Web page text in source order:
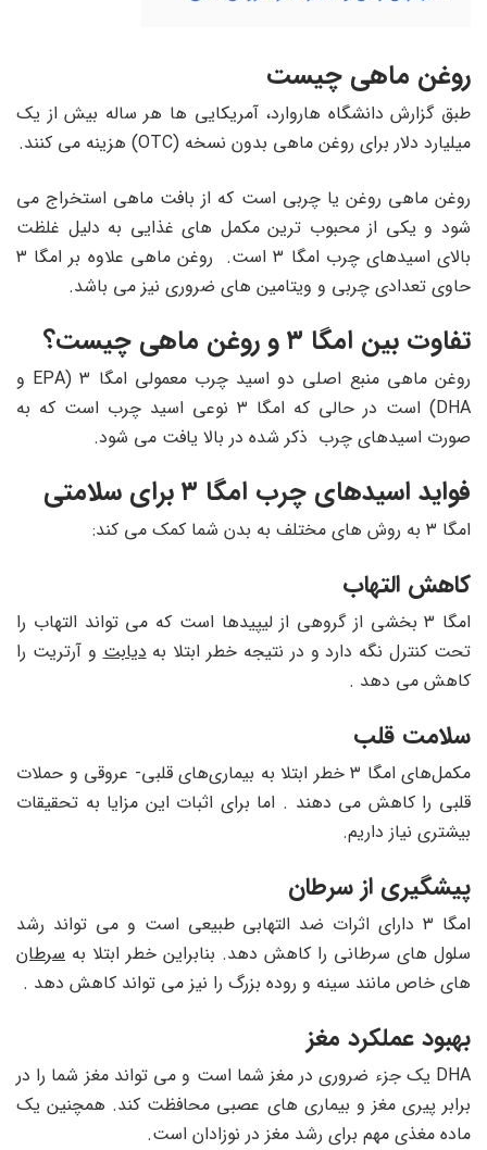
روغن ماهی چیست
طبق گزارش دانشگاه هاروارد، آمریکایی ها هر ساله بیش از یک
میلیارد دلار برای روغن ماهی بدون نسخه (OTC) هزینه می کنند.
روغن ماهی روغن یا چربی است که از بافت ماهی استخراج می
شود و یکی از محبوب ترین مکمل های غذایی به دلیل غلظت
بالای اسیدهای چرب امگا ۳ است. روغن ماهی علاوه بر امگا ۳
حاوی تعدادی چربی و ویتامین های ضروری نیز می باشد.
تفاوت بین امگا ۳ و روغن ماهی چیست؟
روغن ماهی منبع اصلی دو اسید چرب معمولی امگا ۳ (EPA و
DHA) است در حالی که امگا ۳ نوعی اسید چرب است که به
صورت اسیدهای چرب ذکر شده در بالا یافت می شود.
فواید اسیدهای چرب امگا ۳ برای سلامتی
امگا ۳ به روش های مختلف به بدن شما کمک می کند:
کاهش التهاب
امگا ۳ بخشی از گروهی از لیپیدها است که می تواند التهاب را
تحت کنترل نگه دارد و در نتیجه خطر ابتلا بهدیابتو آرتریت را
کاهش می دهد .
سلامت قلب
مکمل‌های امگا ۳ خطر ابتلا به بیماری‌های قلبی- عروقی و حملات
قلبی را کاهش می دهند . اما برای اثبات این مزایا به تحقیقات
بیشتری نیاز داریم.
پیشگیری از سرطان
امگا ۳ دارای اثرات ضد التهابی طبیعی است و می تواند رشد
سلول های سرطانی را کاهش دهد. بنابراین خطر ابتلا به سرطان
های خاص مانند سینه و روده بزرگ را نیز می تواند کاهش دهد .
بهبود عملکرد مغز
DHA یک جزء ضروری در مغز شما است و می تواند مغز شما را در
برابر پیری مغز و بیماری های عصبی محافظت کند. همچنین یک
ماده مغذی مهم برای رشد مغز در نوزادان است.